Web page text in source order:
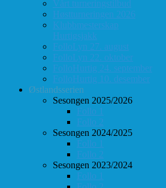
Vårt turneringstilbud
Høstturneringen 2026
Klubbmesterskap
Hurtigsjakk
FolloLyn 27. august
FolloLyn 22. oktober
FolloHurtig 24. september
FolloHurtig 10. desember
Østlandsserien
Sesongen 2025/2026
Follo 1
Follo 2
Sesongen 2024/2025
Follo 1
Follo 2
Sesongen 2023/2024
Follo 1